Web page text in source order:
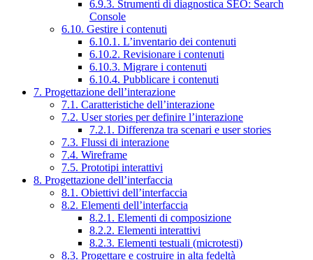
6.9.3. Strumenti di diagnostica SEO: Search
Console
6.10. Gestire i contenuti
6.10.1. L’inventario dei contenuti
6.10.2. Revisionare i contenuti
6.10.3. Migrare i contenuti
6.10.4. Pubblicare i contenuti
7. Progettazione dell’interazione
7.1. Caratteristiche dell’interazione
7.2. User stories per definire l’interazione
7.2.1. Differenza tra scenari e user stories
7.3. Flussi di interazione
7.4. Wireframe
7.5. Prototipi interattivi
8. Progettazione dell’interfaccia
8.1. Obiettivi dell’interfaccia
8.2. Elementi dell’interfaccia
8.2.1. Elementi di composizione
8.2.2. Elementi interattivi
8.2.3. Elementi testuali (microtesti)
8.3. Progettare e costruire in alta fedeltà